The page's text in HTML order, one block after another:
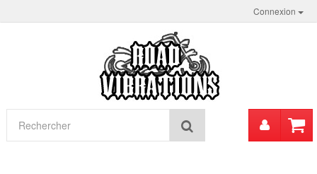
Connexion
Mon